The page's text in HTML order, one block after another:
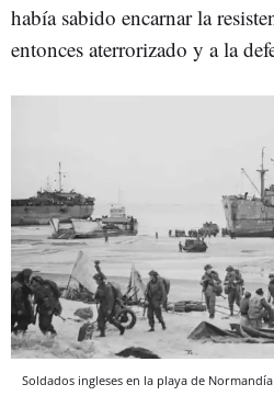
había sabido encarnar la
entonces aterrorizado y a la
Soldados ingleses en la playa de Normandía